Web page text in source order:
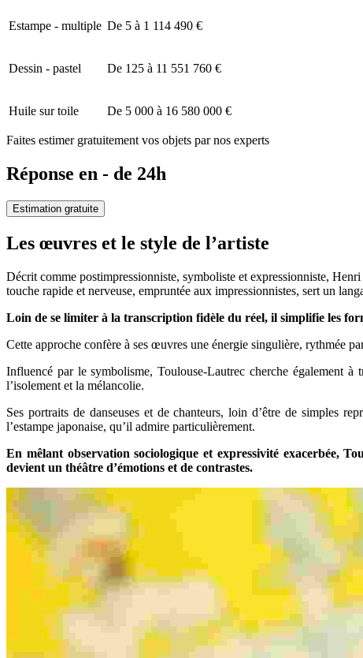
Estampe - multiple De 5 à 1 114 490 €
Dessin - pastel De 125 à 11 551 760 €
Huile sur toile De 5 000 à 16 580 000 €
Faites estimer gratuitement vos objets par nos experts
Réponse en - de 24h
Estimation gratuite
Les œuvres et le style de l’artiste
Décrit comme postimpressionniste, symboliste et expressionniste,
touche rapide et nerveuse, empruntée aux impressionnistes, sert un
Loin de se limiter à la transcription fidèle du réel, il simplifie les
Cette approche confère à ses œuvres une énergie singulière, rythmée
Influencé par le symbolisme, Toulouse-Lautrec cherche également
l’isolement et la mélancolie.
Ses portraits de danseuses et de chanteurs, loin d’être de simples
l’estampe japonaise, qu’il admire particulièrement.
En mêlant observation sociologique et expressivité exacerbée,
devient un théâtre d’émotions et de contrastes.